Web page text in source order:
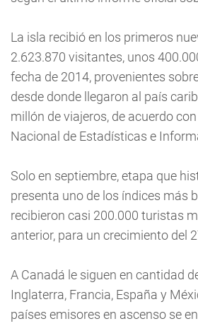
La isla recibió en los primeros
2.623.870 visitantes, unos
fecha de 2014, provenientes
desde donde llegaron al país
millón de viajeros, de acuerdo
Nacional de Estadísticas e
Solo en septiembre, etapa que
presenta uno de los índices más
recibieron casi 200.000 turistas
anterior, para un crecimiento del
A Canadá le siguen en cantidad
Inglaterra, Francia, España y
países emisores en ascenso se